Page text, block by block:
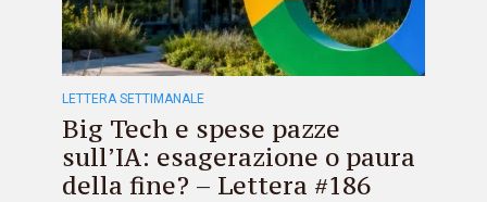
LETTERA SETTIMANALE
Big Tech e spese pazze
sull’IA: esagerazione o paura
della fine? – Lettera #186